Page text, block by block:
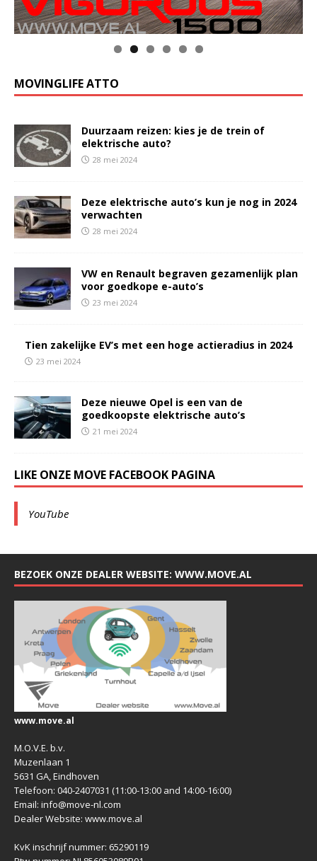
MOVINGLIFE ATTO
Duurzaam reizen: kies je de trein of
elektrische auto?
28 mei 2024
Deze elektrische auto’s kun je nog in 2024
verwachten
28 mei 2024
VW en Renault begraven gezamenlijk plan
voor goedkope e-auto’s
23 mei 2024
Tien zakelijke EV’s met een hoge actieradius in 2024
23 mei 2024
Deze nieuwe Opel is een van de
goedkoopste elektrische auto’s
21 mei 2024
LIKE ONZE MOVE FACEBOOK PAGINA
YouTube
BEZOEK ONZE DEALER WEBSITE: WWW.MOVE.AL
www.move.al
M.O.V.E. b.v.
Muzenlaan 1
5631 GA, Eindhoven
Telefoon: 040-2407031 (11:00-13:00 and 14:00-16:00)
Email: info@move-nl.com
Dealer Website: www.move.al
KvK inschrijf nummer: 65290119